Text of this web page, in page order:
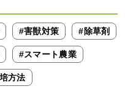
#害獣対策 #除草剤
#スマート農業
方法